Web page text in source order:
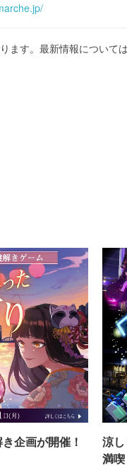
ます。最新情報について
企画が開催！
涼
満喫